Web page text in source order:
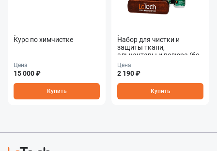
Курс по химчистке
Цена
15 000 ₽
Купить
Набор для чистки и
защиты ткани,
алькантары и велюра (без
коробки) Fabric &
Alcantara Care Combo
Цена
2 190 ₽
Купить